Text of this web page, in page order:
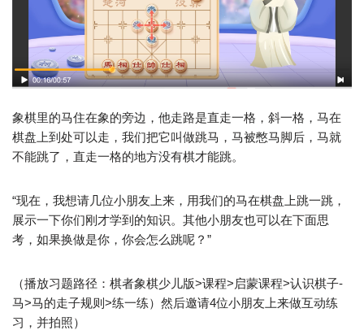
象棋里的马住在象的旁边，他走路是直走一格，斜一格，马在
棋盘上到处可以走，我们把它叫做跳马，马被憋马脚后，马就
不能跳了，直走一格的地方没有棋才能跳。
“现在，我想请几位小朋友上来，用我们的马在棋盘上跳一跳，
展示一下你们刚才学到的知识。其他小朋友也可以在下面思
考，如果换做是你，你会怎么跳呢？”
（播放习题路径：棋者象棋少儿版>课程>启蒙课程>认识棋子-
马>马的走子规则>练一练）然后邀请4位小朋友上来做互动练
习，并拍照）